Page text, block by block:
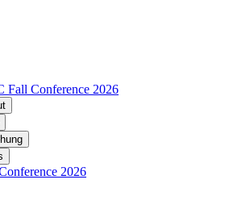
Fall Conference 2026
2026